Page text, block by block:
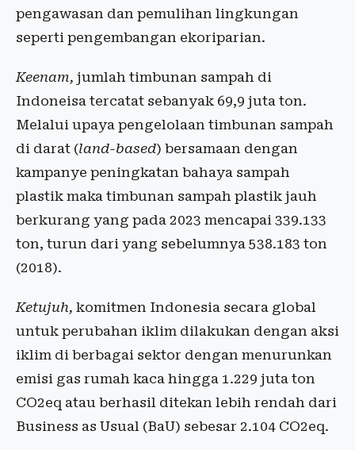
pengawasan dan pemulihan lingkungan
seperti pengembangan ekoriparian.
Keenam, jumlah timbunan sampah di
Indoneisa tercatat sebanyak 69,9 juta ton.
Melalui upaya pengelolaan timbunan sampah
di darat (land-based) bersamaan dengan
kampanye peningkatan bahaya sampah
plastik maka timbunan sampah plastik jauh
berkurang yang pada 2023 mencapai 339.133
ton, turun dari yang sebelumnya 538.183 ton
(2018).
Ketujuh, komitmen Indonesia secara global
untuk perubahan iklim dilakukan dengan aksi
iklim di berbagai sektor dengan menurunkan
emisi gas rumah kaca hingga 1.229 juta ton
CO2eq atau berhasil ditekan lebih rendah dari
Business as Usual (BaU) sebesar 2.104 CO2eq.